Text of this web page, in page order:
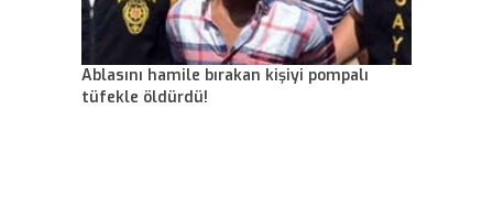
Ablasını hamile bırakan kişiyi pompalı
tüfekle öldürdü!